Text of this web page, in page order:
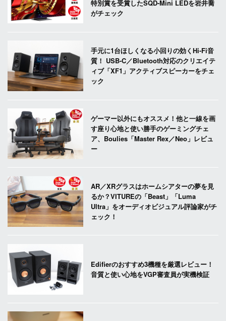
特別賞を受賞したSQD-Mini LEDを岩井喬
がチェック
手元に1台ほしくなる小回りの効くHi-Fi音
質！ USB-C／Bluetooth対応のクリエイテ
ィブ「XF1」アクティブスピーカーをチェ
ック
ゲーマー以外にもオススメ！他と一線を画
す座り心地と使い勝手のゲーミングチェ
ア、Boulies「Master Rex／Neo」レビュ
ー
AR／XRグラスはホームシアターの夢を見
るか？VITUREの「Beast」「Luma
Ultra」をオーディオビジュアル評論家がチ
ェック！
Edifierのおすすめ3機種を厳選レビュー！
音質と使い心地をVGP審査員が実機検証